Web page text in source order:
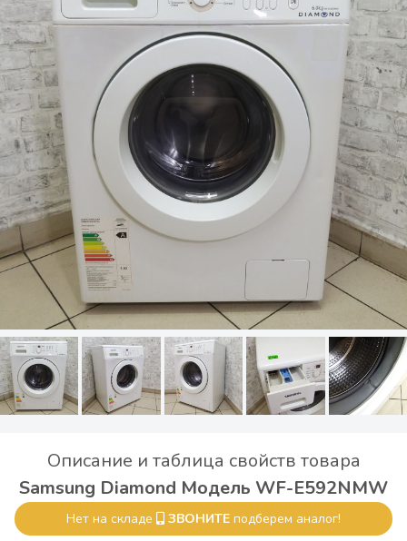
Описание и таблица свойств товара
Samsung Diamond Модель WF-E592NMW
Нет на складе ЗВОНИТЕ подберем аналог!